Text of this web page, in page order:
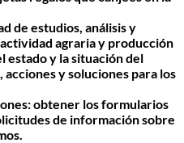
de estudios, análisis y
agraria y producción
estado y la situación del
y soluciones para los
obtener los formularios
de información sobre